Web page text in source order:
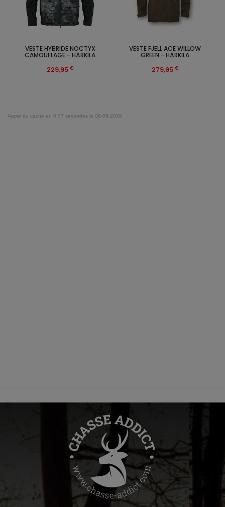
VESTE FJELL ACE WILLOW
GREEN - HÄRKILA
279,95 €
VESTE HYBRIDE NOCTYX
CAMOUFLAGE - HÄRKILA
229,95 €
Appel du cache en 0.07 secondes le 06-08-2026